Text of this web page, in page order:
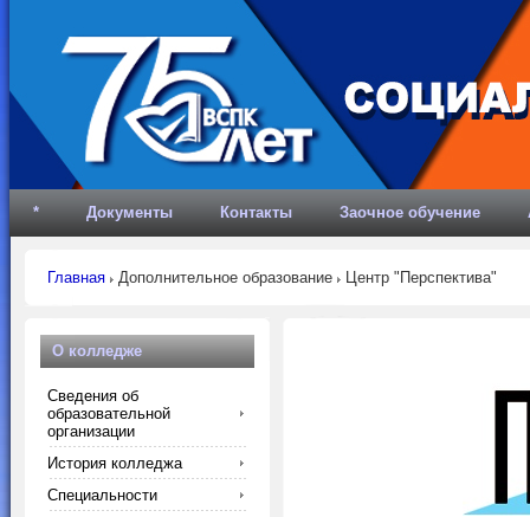
* Документы Контакты Заочное обучение
Главная Дополнительное образование Центр "Перспектива"
О колледже
Сведения об
образовательной
организации
История колледжа
Специальности